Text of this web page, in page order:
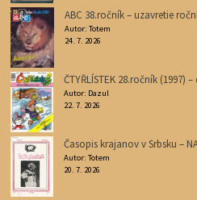
ABC 38.ročník – uzavretie
Autor: Totem
24. 7. 2026
ČTYŘLÍSTEK 28.ročník (1997)
Autor: Dazul
22. 7. 2026
Časopis krajanov v Srbsku –
Autor: Totem
20. 7. 2026